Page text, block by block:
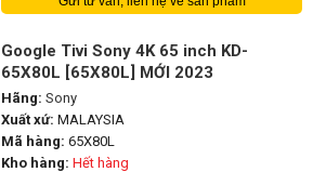
Google Tivi Sony 4K 65 inch KD-
65X80L [65X80L] MỚI 2023
Hãng: Sony
Xuất xứ: MALAYSIA
Mã hàng: 65X80L
Kho hàng: Hết hàng